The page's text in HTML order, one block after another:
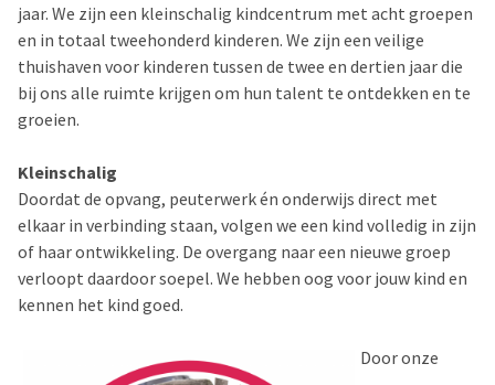
jaar. We zijn een kleinschalig kindcentrum met acht groepen
en in totaal tweehonderd kinderen. We zijn een veilige
thuishaven voor kinderen tussen de twee en dertien jaar die
bij ons alle ruimte krijgen om hun talent te ontdekken en te
groeien.
Kleinschalig
Doordat de opvang, peuterwerk én onderwijs direct met
elkaar in verbinding staan, volgen we een kind volledig in zijn
of haar ontwikkeling. De overgang naar een nieuwe groep
verloopt daardoor soepel. We hebben oog voor jouw kind en
kennen het kind goed.
Dooronze